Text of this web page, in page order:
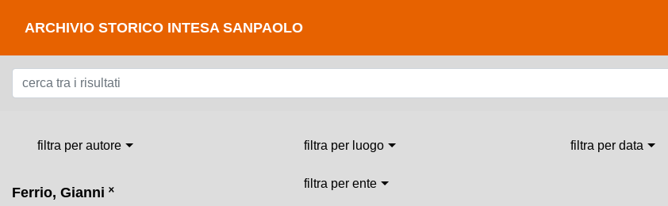
ARCHIVIO STORICO INTESA SANPAOLO
filtra per autore filtra per luogo filtra per data
Ferrio, Gianni ˟
filtra per ente